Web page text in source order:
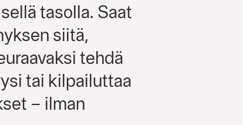
tasolla. Saat
siitä,
tehdä
tai kilpailuttaa
– ilman